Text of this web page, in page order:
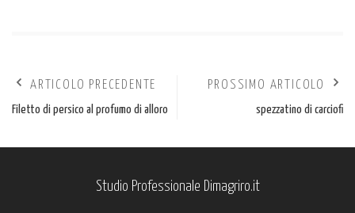
ARTICOLO PRECEDENTE
Filetto di persico al profumo di alloro
PROSSIMO ARTICOLO
spezzatino di carciofi
Studio Professionale Dimagriro.it